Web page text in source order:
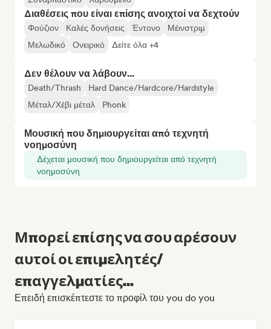
Διαθέσεις που είναι επίσης ανοιχτοί να δεχτούν
Φούζιον Καλές δονήσεις Έντονο
Μέινστριμ
Μελωδικό
Ονειρικό Δείτε όλα +4
Δεν θέλουν να λάβουν...
Death/Thrash
Hard Dance/Hardcore/Hardstyle
Μέταλ/Χέβι μέταλ
Phonk
Μουσική που δημιουργείται από τεχνητή
νοημοσύνη
Δέχεται μουσική που δημιουργείται από τεχνητή
νοημοσύνη
Μπορεί επίσης να σου αρέσουν
αυτοί οι επιμελητές/
επαγγελματίες...
Επειδή επισκέπτεστε το προφίλ του you do you